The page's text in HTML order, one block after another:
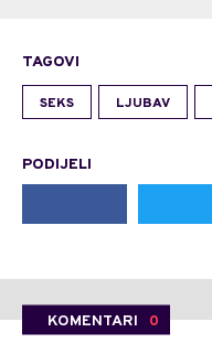
TAGOVI
SEKS LJUBAV
PODIJELI
KOMENTARI 0